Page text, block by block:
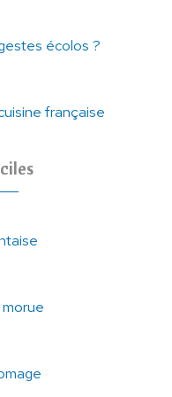
écolos ?
française